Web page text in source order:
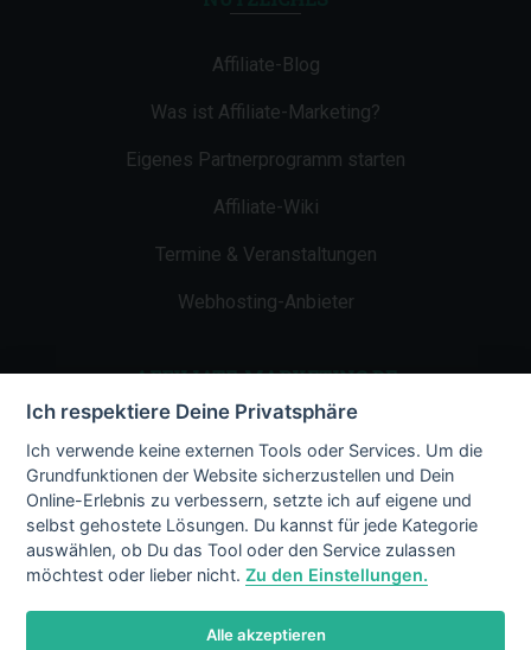
Affiliate-Blog
Was ist Affiliate-Marketing?
Eigenes Partnerprogramm starten
Affiliate-Wiki
Termine & Veranstaltungen
Webhosting-Anbieter
AFFILIATE-MARKETING.DE
Impressum
Kontakt
Datenschutz
Ich respektiere Deine Privatsphäre
Ich verwende keine externen Tools oder Services. Um die
Grundfunktionen der Website sicherzustellen und Dein
Online-Erlebnis zu verbessern, setzte ich auf eigene und
selbst gehostete Lösungen. Du kannst für jede Kategorie
auswählen, ob Du das Tool oder den Service zulassen
möchtest oder lieber nicht.Zu den Einstellungen.
Alle akzeptieren